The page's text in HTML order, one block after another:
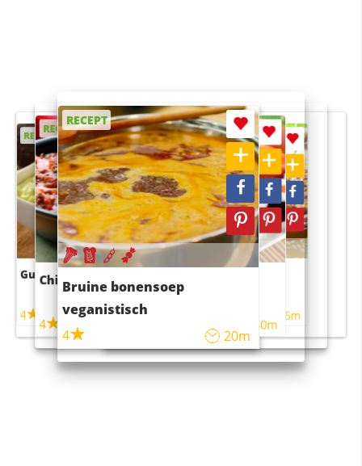
RECEPT
Guacamole
4
RECEPT
Chili con carne
4
RECEPT
Bruine bonensoep
veganistisch
4
20m
RECEPT
Sushi rijstsalade
maaltijdsalade
40m
RECEPT
4 55m